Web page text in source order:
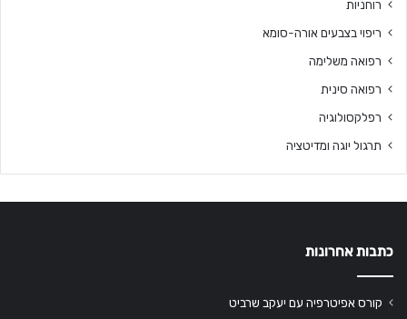
רוחניות
ריפוי בצבעים אורה-סומא
רפואה משלימה
רפואה סינית
רפלקסולוגיה
תרגול יוגה ומדיטציה
כתבות אחרונות
קורס אפיטרפיה עם יעקב שרביט